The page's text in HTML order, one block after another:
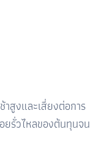
สูงและเสี่ยงต่อการ
ยรั่วไหลของต้นทุนจน